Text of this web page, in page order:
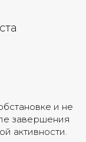
и не
завершения
активности.